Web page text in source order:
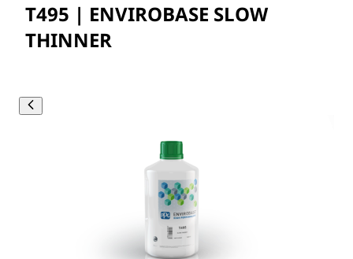
T495 | ENVIROBASE SLOW
THINNER